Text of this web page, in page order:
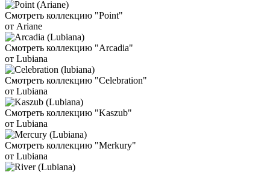
Смотреть коллекцию "Point"
от Ariane
Смотреть коллекцию "Arcadia"
от Lubiana
Смотреть коллекцию "Celebration"
от Lubiana
Смотреть коллекцию "Kaszub"
от Lubiana
Смотреть коллекцию "Merkury"
от Lubiana